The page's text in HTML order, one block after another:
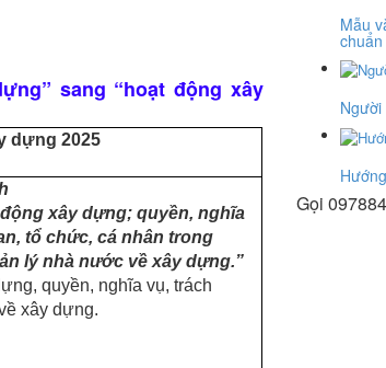
sang “hoạt động xây
dựng 2025
xây dựng; quyền, nghĩa
tổ chức, cá nhân trong
lý nhà nước về xây dựng.”
quyền, nghĩa vụ, trách
xây dựng.
Mẫu
Gọi